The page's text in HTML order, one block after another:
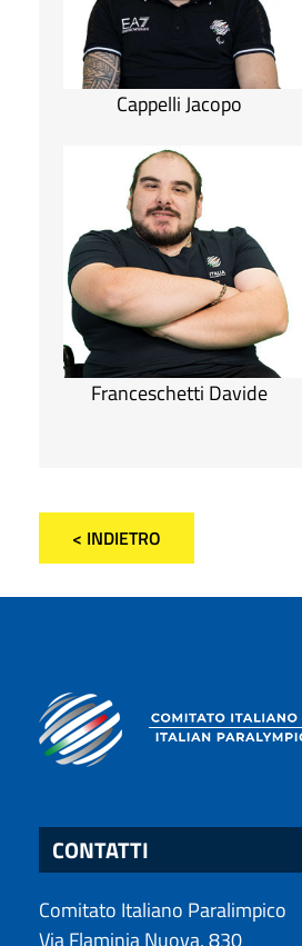
Cappelli Jacopo
Franceschetti Davide
< INDIETRO
CONTATTI
Comitato Italiano Paralimpico
Via Flaminia Nuova, 830